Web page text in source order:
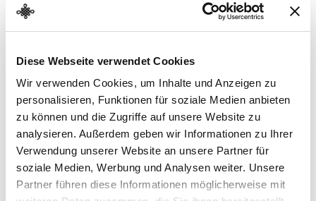
Diese Webseite verwendet Cookies
Wir verwenden Cookies, um Inhalte und Anzeigen zu
personalisieren, Funktionen für soziale Medien anbieten
zu können und die Zugriffe auf unsere Website zu
analysieren. Außerdem geben wir Informationen zu Ihrer
Verwendung unserer Website an unsere Partner für
soziale Medien, Werbung und Analysen weiter. Unsere
Partner führen diese Informationen möglicherweise mit
Rohmilch, das dank hohem Anteil an Ω-3
geworden. Zu dieser Steigerung trägt
wesentlich die Berner Alpkäsemeisterschaft
von CasAlp, der Sortenorganisation Berner
Alp- und Hobelkäse AOP, bei.
Ein jeder Laib Berner Alpkäse AOP ist ein
Unikat, abhängig von der Lage, der
Ausrichtung der Alp. So einzigartig wie die
Geschichten und Gesichter der ÄlplerInnen,